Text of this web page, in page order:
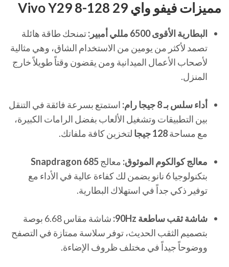
مميزات فيفو واي 29 Vivo Y29 8-128
البطارية الأقوى 6500 مللي أمبير:
تمنحك طاقة هائلة
تصمد لأكثر من يومين من الاستخدام الشاق، وهي مثالية
لأصحاب الأعمال الميدانية ومن يقضون وقتاً طويلاً خارج
المنزل.
أداء سلس بـ 8 جيجا رام:
استمتع بسرعة فائقة في التنقل
بين التطبيقات وتشغيل الألعاب بفضل الرامات الكبيرة،
مع مساحة128 جيجا لتخزين كافة ملفاتك.
معالج كوالكوم الموثوق: معالجSnapdragon 685
بتكنولوجيا 6 نانو يضمن لك كفاءة عالية في الأداء مع
توفير ذكي جداً في استهلاك البطارية.
شاشة ثقب ساطعة 90Hz:
شاشة مقاس 6.68 بوصة
بتصميم الثقب الحديث، توفر سلاسة ممتازة في التصفح
ووضوحاً جيداً في مختلف ظروف الإضاءة.